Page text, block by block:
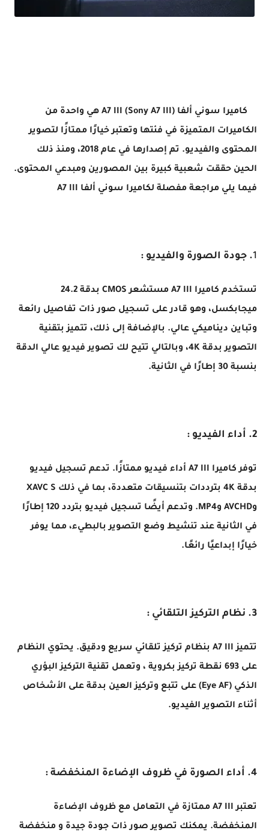
كاميرا سوني ألفا A7 III (Sony A7 III) هي واحدة من
الكاميرات المتميزة في فئتها وتعتبر خيارًا ممتازًا لتصوير
المحتوى والفيديو. تم إصدارها في عام 2018، ومنذ ذلك
الحين حققت شعبية كبيرة بين المصورين ومبدعي المحتوى.
فيما يلي مراجعة مفصلة لكاميرا سوني ألفا A7 III
1. جودة الصورة والفيديو :
تستخدم كاميرا A7 III مستشعر CMOS بدقة 24.2
ميجابكسل، وهو قادر على تسجيل صور ذات تفاصيل رائعة
وتباين ديناميكي عالي. بالإضافة إلى ذلك، تتميز بتقنية
التصوير بدقة 4K، وبالتالي تتيح لك تصوير فيديو عالي الدقة
بنسبة 30 إطارًا في الثانية.
2. أداء الفيديو :
توفر كاميرا A7 III أداء فيديو ممتازًا. تدعم تسجيل فيديو
بدقة 4K بترددات بتنسيقات متعددة، بما في ذلك XAVC S
وAVCHD وMP4. وتدعم أيضًا تسجيل فيديو بتردد 120 إطارًا
في الثانية عند تنشيط وضع التصوير بالبطيء، مما يوفر
خيارًا إبداعيًا رائعًا.
3. نظام التركيز التلقائي :
تتميز A7 III بنظام تركيز تلقائي سريع ودقيق. يحتوي النظام
على 693 نقطة تركيز بكروية ، وتعمل تقنية التركيز البؤري
الذكي (Eye AF) على تتبع وتركيز العين بدقة على الأشخاص
أثناء التصوير الفيديو.
4. أداء الصورة في ظروف الإضاءة المنخفضة :
تعتبر A7 III ممتازة في التعامل مع ظروف الإضاءة
المنخفضة. يمكنك تصوير صور ذات جودة جيدة و منخفضة